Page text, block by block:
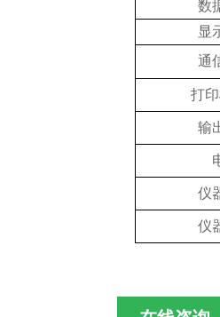
数
显
通
打
输
仪
仪